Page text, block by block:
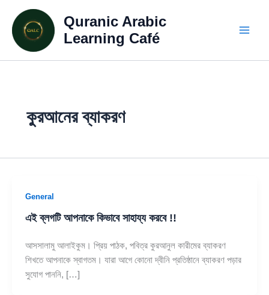
to
content
Quranic Arabic
Learning Café
কুরআনের ব্যাকরণ
General
এই ব্লগটি আপনাকে কিভাবে সাহায্য করবে !!
আসসালামু আলাইকুম। প্রিয় পাঠক, পবিত্র কুরআনুল কারীমের ব্যাকরণ
শিখতে আপনাকে স্বাগতম। যারা আগে কোনো দ্বীনি প্রতিষ্ঠানে ব্যাকরণ পড়ার
সুযোগ পাননি, […]